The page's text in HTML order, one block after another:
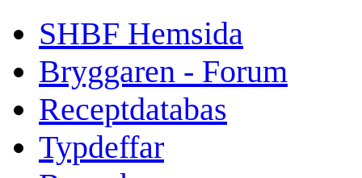
SHBF Hemsida
Bryggaren - Forum
Receptdatabas
Typdeffar